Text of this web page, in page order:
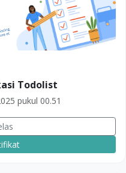
Todolist
pukul 00.51